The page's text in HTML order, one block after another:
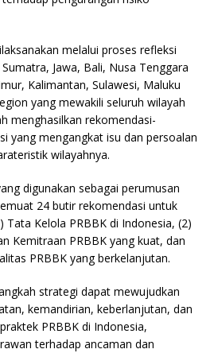
melalui proses refleksi
Jawa, Bali, Nusa Tenggara
Kalimantan, Sulawesi, Maluku
yang mewakili seluruh wilayah
menghasilkan rekomendasi-
yang mengangkat isu dan persoalan
wilayahnya.
digunakan sebagai perumusan
24 butir rekomendasi untuk
Tata Kelola PRBBK di Indonesia, (2)
Kemitraan PRBBK yang kuat, dan
PRBBK yang berkelanjutan.
strategi dapat mewujudkan
kemandirian, keberlanjutan, dan
PRBBK di Indonesia,
terhadap ancaman dan